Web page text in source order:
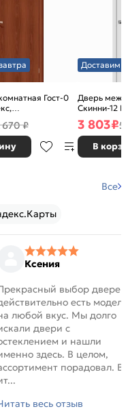
Гост-0
Л-11
каркасно-
670 ₽
Доставим
Дверь
Скинни-12
глухая,
3 803₽5
В
Все
Ксения
выбор
есть модели
любой вкус. Мы долго
двери с
и нашли
здесь. В целом,
порадовал. В
весь отзыв